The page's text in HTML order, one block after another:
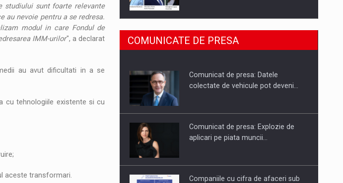
studiului sunt foarte relevante
au nevoie pentru a se redresa.
modul in care Fondul de
IMM-urilor", a declarat
au avut dificultati in a se
cu tehnologiile existente si cu
aceste transformari.
SAPTE PERSONALITATI DIN MEDIUL
DE AFACERI, ACADEMIC SI
Hard Enduro Piatra Craiului 2026,
COMUNICATE DE PRESA
Comunicat de presa: Datele
colectate de vehicule pot deveni…
Comunicat de presa: Explozie de
aplicari pe piata muncii…
Companiile cu cifra de afaceri sub